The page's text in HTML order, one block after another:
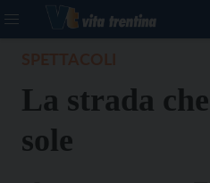
La strada
sole